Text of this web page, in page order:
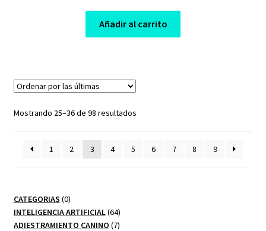
was:
$ 197,00.
is:
$ 21,00.
Añadir al carrito
Mostrando 25–36 de 98 resultadosSorted
1
2 3 4 5 6 7 8 9
CATEGORIAS 00
productos
INTELIGENCIA ARTIFICIAL 6464
productos
ADIESTRAMIENTO CANINO 77